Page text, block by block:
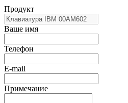
Продукт
Ваше имя
Телефон
E-mail
Примечание